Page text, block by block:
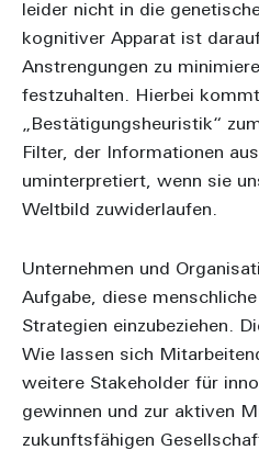
leider nicht in die
kognitiver Apparat ist
Anstrengungen zu
festzuhalten. Hierbei
„Bestätigungsheuristik“
Filter, der Informationen
uminterpretiert, wenn sie
Weltbild zuwiderlaufen.
Unternehmen und
Aufgabe, diese
Strategien einzubeziehen.
Wie lassen sich
weitere Stakeholder für
gewinnen und zur aktiven
zukunftsfähigen